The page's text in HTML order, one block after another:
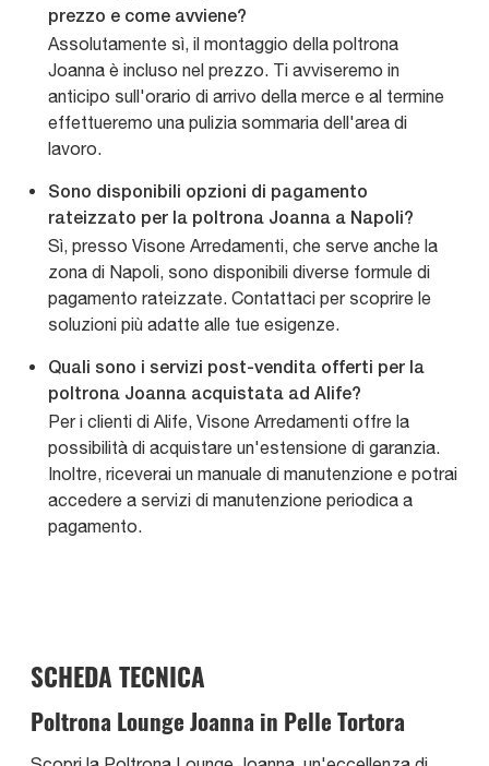
prezzo e come avviene?
Assolutamente sì, il montaggio della poltrona
Joanna è incluso nel prezzo. Ti avviseremo in
anticipo sull'orario di arrivo della merce e al termine
effettueremo una pulizia sommaria dell'area di
lavoro.
Sono disponibili opzioni di pagamento
rateizzato per la poltrona Joanna a Napoli?
Sì, presso Visone Arredamenti, che serve anche la
zona di Napoli, sono disponibili diverse formule di
pagamento rateizzate. Contattaci per scoprire le
soluzioni più adatte alle tue esigenze.
Quali sono i servizi post-vendita offerti per la
poltrona Joanna acquistata ad Alife?
Per i clienti di Alife, Visone Arredamenti offre la
possibilità di acquistare un'estensione di garanzia.
Inoltre, riceverai un manuale di manutenzione e potrai
accedere a servizi di manutenzione periodica a
pagamento.
SCHEDA TECNICA
Poltrona Lounge Joanna in Pelle Tortora